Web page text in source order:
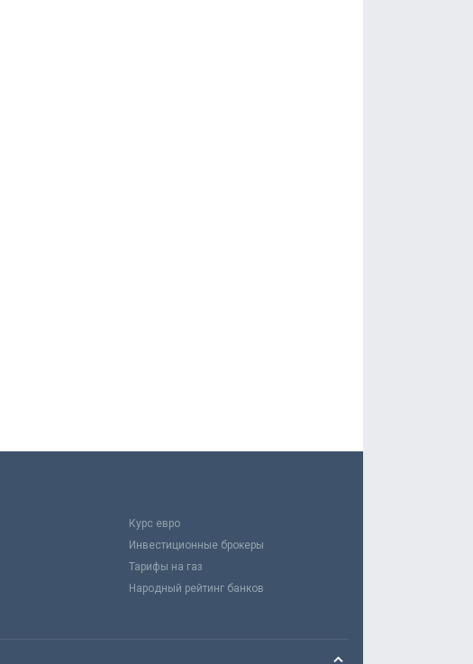
Курс евро
Инвестиционные брокеры
Тарифы на газ
Народный рейтинг банков